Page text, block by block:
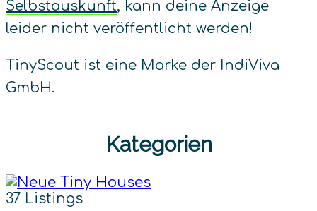
Selbstauskunft, kann deine Anzeige
leider nicht veröffentlicht werden!
TinyScout ist eine Marke der IndiViva
GmbH.
Kategorien
37 Listings